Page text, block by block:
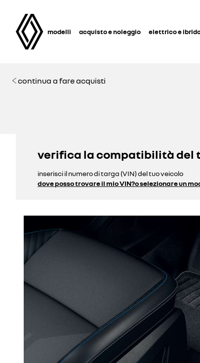
modelli acquisto e noleggio elettrico e
continua a fare acquisti
verifica la compatibilità del
inserisci il numero di targa (VIN) del tuo veicolo
dove posso trovare il mio VIN?o selezionare un